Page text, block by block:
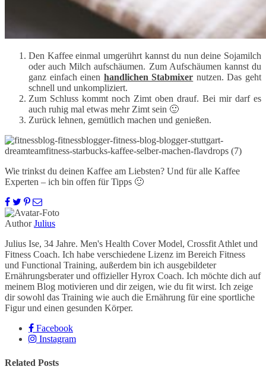
Den Kaffee einmal umgerührt kannst du nun deine Sojamilch
oder auch Milch aufschäumen. Zum Aufschäumen kannst du
ganz einfach einen handlichen Stabmixer nutzen. Das geht
schnell und unkompliziert.
Zum Schluss kommt noch Zimt oben drauf. Bei mir darf es
auch ruhig mal etwas mehr Zimt sein 🙂
Zurück lehnen, gemütlich machen und genießen.
Wie trinkst du deinen Kaffee am Liebsten? Und für alle Kaffee
Experten – ich bin offen für Tipps 🙂
Author Julius
Julius Ise, 34 Jahre. Men's Health Cover Model, Crossfit Athlet und
Fitness Coach. Ich habe verschiedene Lizenz im Bereich Fitness
und Functional Training, außerdem bin ich ausgebildeter
Ernährungsberater und offizieller Hyrox Coach. Ich möchte dich auf
meinem Blog motivieren und dir zeigen, wie du fit wirst. Ich zeige
dir sowohl das Training wie auch die Ernährung für eine sportliche
Figur und einen gesunden Körper.
Facebook
Instagram
Related Posts